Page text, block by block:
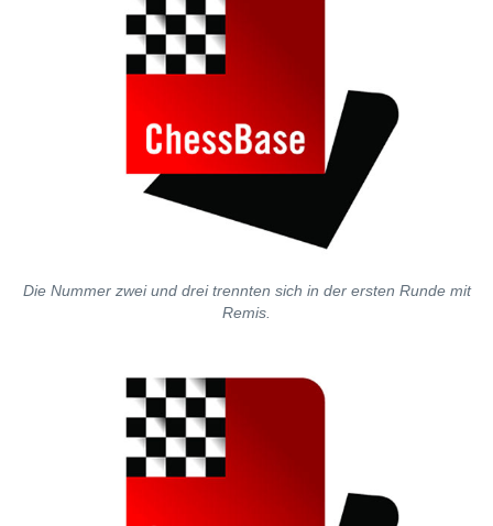
Die Nummer zwei und drei trennten sich in der ersten Runde mit
Remis.